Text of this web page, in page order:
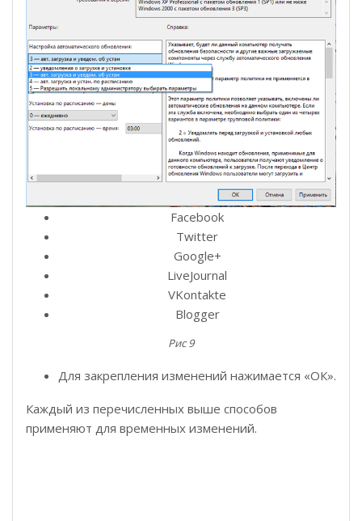
Facebook
Twitter
Google+
LiveJournal
VKontakte
Blogger
Рис 9
Для закрепления изменений нажимается «ОК».
Каждый из перечисленных выше способов
применяют для временных изменений.